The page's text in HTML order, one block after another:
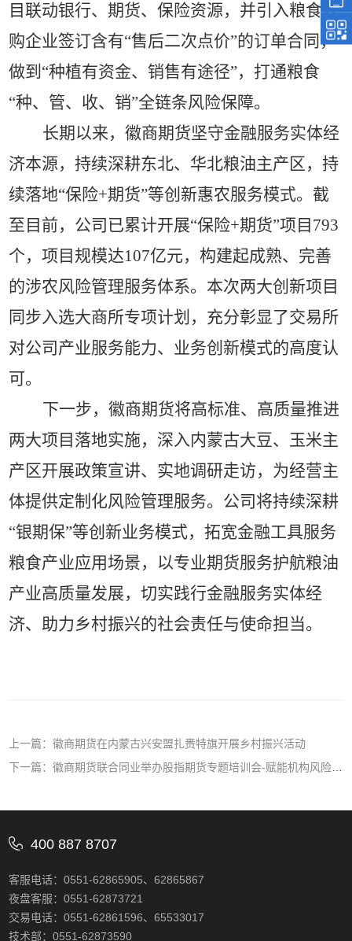
目联动银行、期货、保险资源，并引入粮食收
购企业签订含有“售后二次点价”的订单合同，
做到“种植有资金、销售有途径”，打通粮食
“种、管、收、销”全链条风险保障。
长期以来，徽商期货坚守金融服务实体经
济本源，持续深耕东北、华北粮油主产区，持
续落地“保险+期货”等创新惠农服务模式。截
至目前，公司已累计开展“保险+期货”项目793
个，项目规模达107亿元，构建起成熟、完善
的涉农风险管理服务体系。本次两大创新项目
同步入选大商所专项计划，充分彰显了交易所
对公司产业服务能力、业务创新模式的高度认
可。
下一步，徽商期货将高标准、高质量推进
两大项目落地实施，深入内蒙古大豆、玉米主
产区开展政策宣讲、实地调研走访，为经营主
体提供定制化风险管理服务。公司将持续深耕
“银期保”等创新业务模式，拓宽金融工具服务
粮食产业应用场景，以专业期货服务护航粮油
产业高质量发展，切实践行金融服务实体经
济、助力乡村振兴的社会责任与使命担当。
上一篇：徽商期货在内蒙古兴安盟扎赉特旗开展乡村振兴活动
400 887 8707
客服电话：0551-62865905、62865867
夜盘客服：0551-62873721
交易电话：0551-62861596、65533017
技术部：0551-62873590